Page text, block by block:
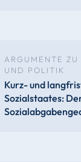
ARGUMENTE
UND POLITIK
Kurz- und
Sozialstaates: